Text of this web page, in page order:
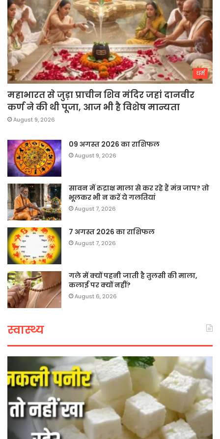
धर्म
महाभारत से जुड़ा प्राचीन शिव मंदिर जहां दानवीर
कर्ण ने की थी पूजा, आज भी है विशेष मान्यता
August 9, 2026
09 अगस्त 2026 का राशिफल
August 9, 2026
सावन में रुद्राक्ष माला से कर रहे हैं मंत्र जाप? तो
भूलकर भी न करें ये गलतियां
August 7, 2026
7 अगस्त 2026 का राशिफल
August 7, 2026
गले में क्यों पहनी जाती है तुलसी की माला,
कलाई पर क्यों नहीं?
August 6, 2026
स्वास्थ्य